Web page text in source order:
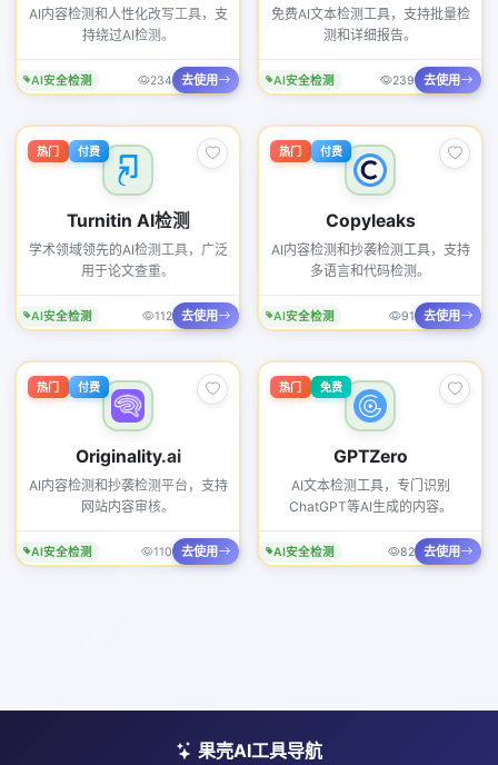
AI内容检测和人性化改写工具，支
持绕过AI检测。
AI安全检测 234 去使用
免费AI文本检测工具，支持批量检
测和详细报告。
AI安全检测 239 去使用
热门 付费
Turnitin AI检测
学术领域领先的AI检测工具，广泛
用于论文查重。
AI安全检测 112 去使用
热门 付费
Copyleaks
AI内容检测和抄袭检测工具，支持
多语言和代码检测。
AI安全检测 91 去使用
热门 付费
Originality.ai
AI内容检测和抄袭检测平台，支持
网站内容审核。
AI安全检测 110 去使用
热门 免费
GPTZero
AI文本检测工具，专门识别
ChatGPT等AI生成的内容。
AI安全检测 82 去使用
果壳AI工具导航